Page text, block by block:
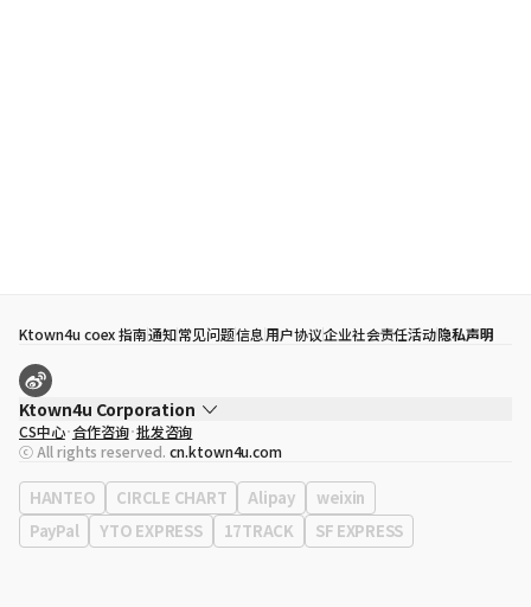
Ktown4u coex 指南通知常见问题信息用户协议企业社会责任活动隐私声明
Ktown4u Corporation
代表
宋効珉
营业执照 120-87-71116
公司地址 首尔特别市 江南区 岭东大路 513号 3楼 （三成洞， coex)
CS中心 合作咨询 批发咨询
ⓒ All rights reserved. cn.ktown4u.com
HANTEO CIRCLE CHART Alipay
weixin
PayPal
YTO EXPRESS 17TRACK SF EXPRESS